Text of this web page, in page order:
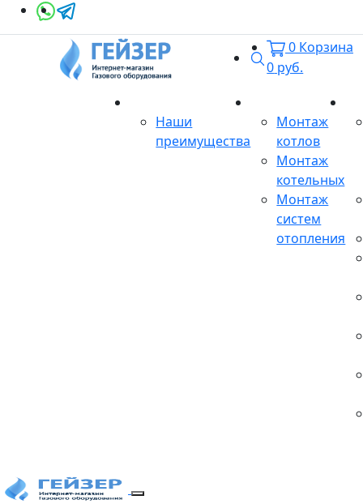
Поиск
0 Корзина
0 руб.
Наши
преимущества
Монтаж
котлов
Монтаж
котельных
Монтаж
систем
отопления